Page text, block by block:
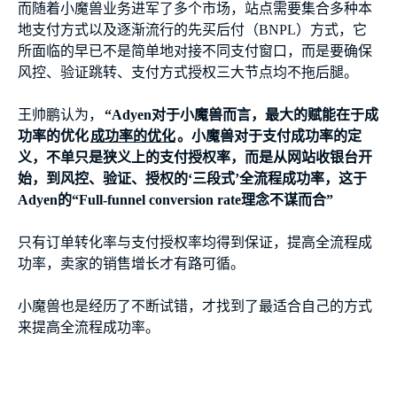
而随着小魔兽业务进军了多个市场，站点需要集合多种本
地支付方式以及逐渐流行的先买后付（BNPL）方式，它
所面临的早已不是简单地对接不同支付窗口，而是要确保
风控、验证跳转、支付方式授权三大节点均不拖后腿。
王帅鹏认为，
“Adyen对于小魔兽而言，最大的赋能在于成
功率的优化成功率的优化。小魔兽对于支付成功率的定
义，不单只是狭义上的支付授权率，而是从网站收银台开
始，到风控、验证、授权的‘三段式’全流程成功率，这于
Adyen的“Full-funnel conversion rate理念不谋而合”
只有订单转化率与支付授权率均得到保证，提高全流程成
功率，卖家的销售增长才有路可循。
小魔兽也是经历了不断试错，才找到了最适合自己的方式
来提高全流程成功率。